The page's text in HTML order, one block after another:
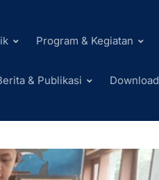
Program & Kegiatan
& Publikasi Download